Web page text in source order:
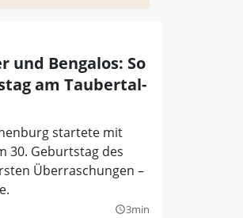
und Bengalos: So
am Taubertal-
startete mit
30. Geburtstag des
Überraschungen –
query_builder3min